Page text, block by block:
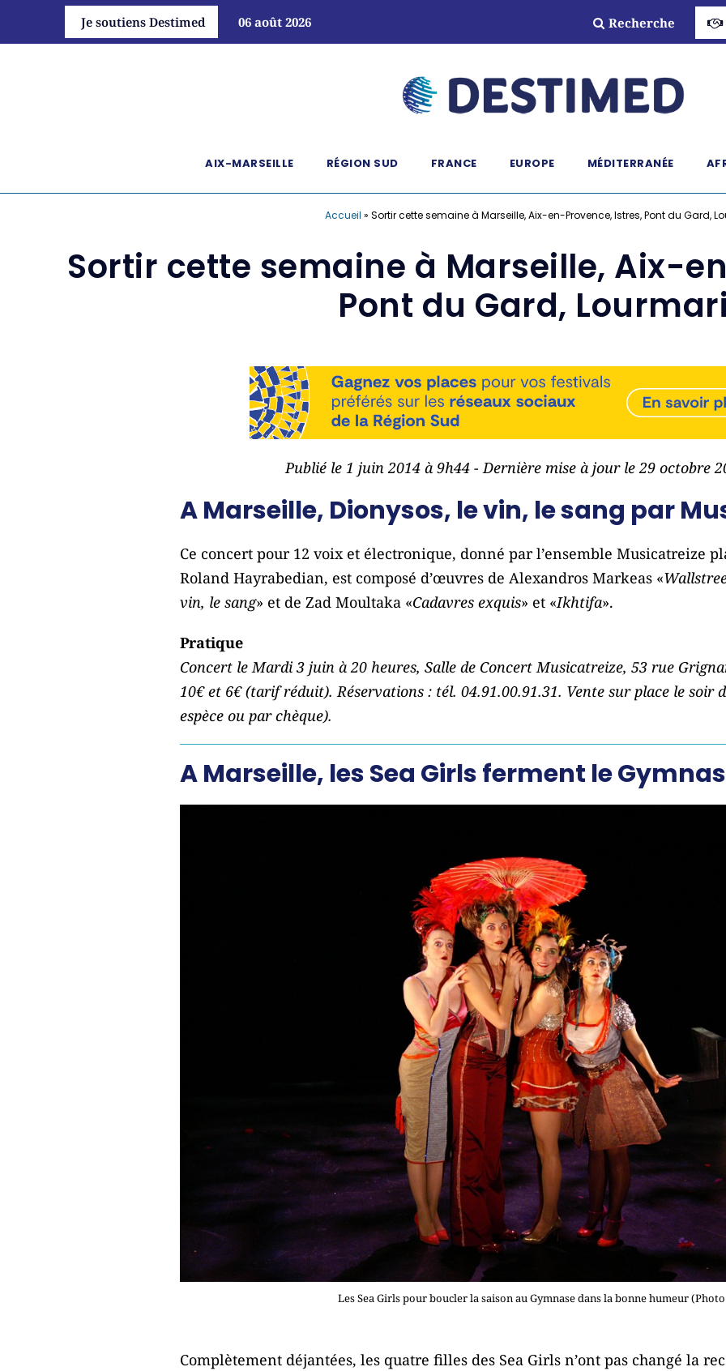
Je soutiens Destimed 06 août 2026 Recherche
AIX-MARSEILLE RÉGION SUD FRANCE EUROPE MÉDITERRANÉE
Accueil » Sortir cette semaine à Marseille, Aix-en-Provence, Istres, Pont du Gard,
Sortir cette semaine à Marseille, Aix-
Pont du Gard,
Publié le 1 juin 2014 à 9h44 - Dernière mise à jour le 29 octobre
A Marseille, Dionysos, le vin, le sang par
Ce concert pour 12 voix et électronique, donné par l’ensemble Musicatreize
Roland Hayrabedian, est composé d’œuvres de Alexandros Markeas «
vin, le sang» et de Zad Moultaka «Cadavres exquis» et «Ikhtifa».
Pratique
Concert le Mardi 3 juin à 20 heures, Salle de Concert Musicatreize, 53 rue
10€ et 6€ (tarif réduit). Réservations : tél. 04.91.00.91.31. Vente sur place le soir
espèce ou par chèque).
A Marseille, les Sea Girls ferment le
Les Sea Girls pour boucler la saison au Gymnase dans la bonne humeur (Photo
Complètement déjantées, les quatre filles des Sea Girls n’ont pas changé la